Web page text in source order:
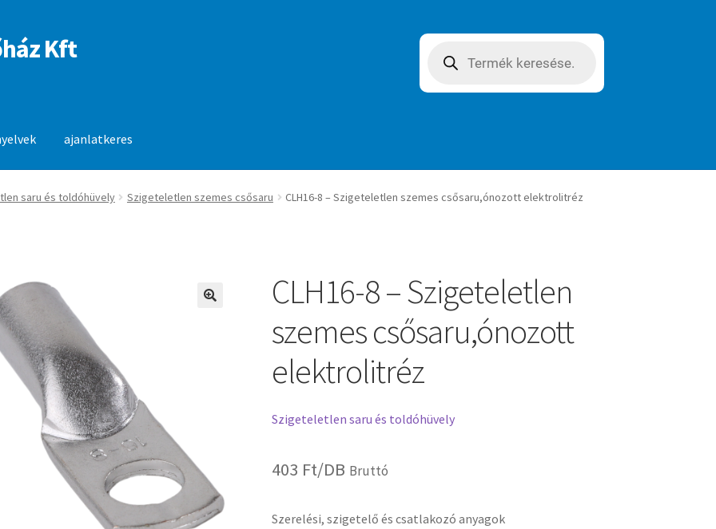
Kft search
ajanlatkeres
saru és toldóhüvely Szigeteletlen szemes csősaru CLH16-8 – Szigeteletlen szemes csősaru,ónozott elektrolitréz
CLH16-8 – Szigeteletlen
szemes csősaru,ónozott
elektrolitréz
Szigeteletlen saru és toldóhüvely
403 Ft/DB Bruttó
Szerelési, szigetelő és csatlakozó anyagok